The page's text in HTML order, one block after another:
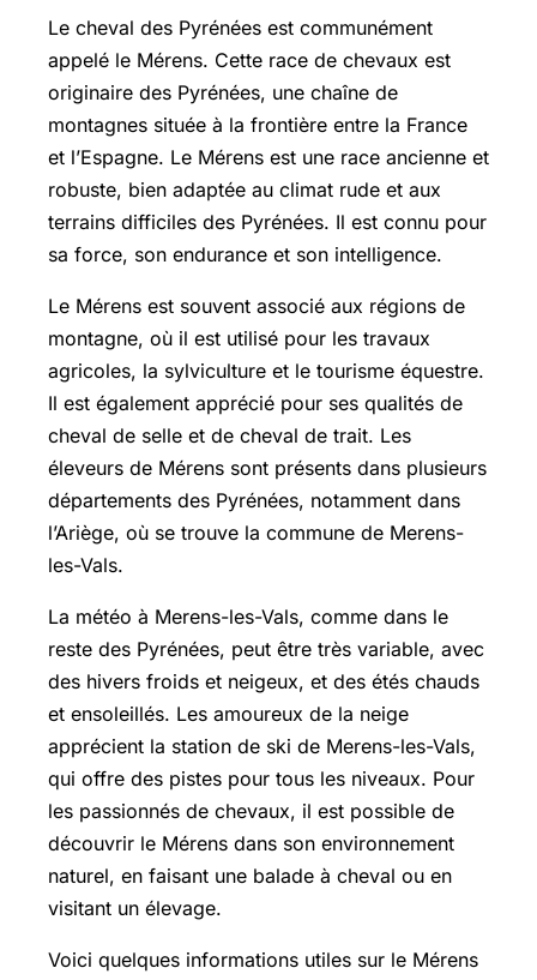
Le cheval des Pyrénées est communément
appelé le Mérens. Cette race de chevaux est
originaire des Pyrénées, une chaîne de
montagnes située à la frontière entre la France
et l’Espagne. Le Mérens est une race ancienne et
robuste, bien adaptée au climat rude et aux
terrains difficiles des Pyrénées. Il est connu pour
sa force, son endurance et son intelligence.
Le Mérens est souvent associé aux régions de
montagne, où il est utilisé pour les travaux
agricoles, la sylviculture et le tourisme équestre.
Il est également apprécié pour ses qualités de
cheval de selle et de cheval de trait. Les
éleveurs de Mérens sont présents dans plusieurs
départements des Pyrénées, notamment dans
l’Ariège, où se trouve la commune de Merens-
les-Vals.
La météo à Merens-les-Vals, comme dans le
reste des Pyrénées, peut être très variable, avec
des hivers froids et neigeux, et des étés chauds
et ensoleillés. Les amoureux de la neige
apprécient la station de ski de Merens-les-Vals,
qui offre des pistes pour tous les niveaux. Pour
les passionnés de chevaux, il est possible de
découvrir le Mérens dans son environnement
naturel, en faisant une balade à cheval ou en
visitant un élevage.
Voici quelques informations utiles sur le Mérens